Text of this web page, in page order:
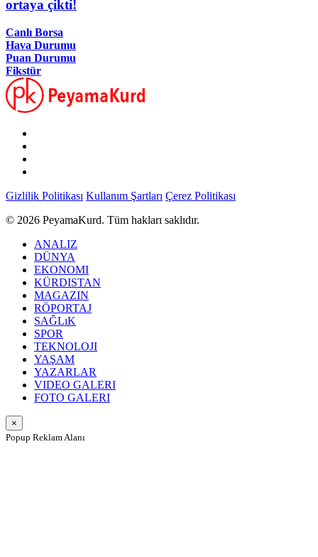
ortaya çikti!
Canlı Borsa
Hava Durumu
Puan Durumu
Fikstür
Gizlilik Politikası Kullanım Şartları Çerez Politikası
© 2026 PeyamaKurd. Tüm hakları saklıdır.
ANALIZ
DÜNYA
EKONOMI
KÜRDISTAN
MAGAZIN
RÖPORTAJ
SAĞLıK
SPOR
TEKNOLOJI
YAŞAM
YAZARLAR
VIDEO GALERI
FOTO GALERI
×
Popup Reklam Alanı